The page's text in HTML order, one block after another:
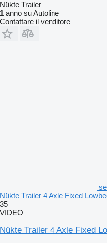
Nükte Trailer
1 anno su Autoline
Contattare il venditore
Nükte Trailer 4 Axle Fixed
35
VIDEO
Nükte Trailer 4 Axle Fixed